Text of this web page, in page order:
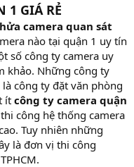
1 GIÁ RẺ
camera quan sát
nào tại quận 1 uy tín
số công ty camera uy
khảo. Những công ty
công ty đặt văn phòng
ít công ty camera quận
công hệ thống camera
Tuy nhiên những
là đơn vị thi công